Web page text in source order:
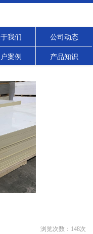
我们 公司动态
案例 产品知识
浏览次数： 148次